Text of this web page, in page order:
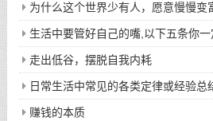
为什么这个世界少有人，愿意慢慢变
生活中要管好自己的嘴,以下五条你
走出低谷，摆脱自我内耗
日常生活中常见的各类定律或经验总
赚钱的本质